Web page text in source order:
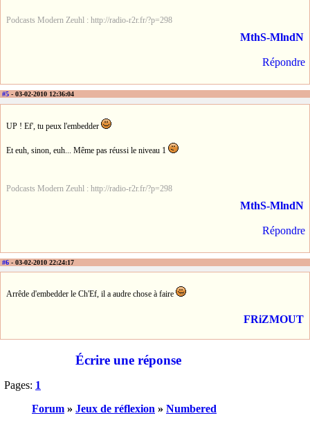
Podcasts Modern Zeuhl : http://radio-r2r.fr/?p=298
MthS-MlndN
Répondre
#5 - 03-02-2010 12:36:04
UP ! Ef', tu peux l'embedder
Et euh, sinon, euh... Même pas réussi le niveau 1
Podcasts Modern Zeuhl : http://radio-r2r.fr/?p=298
MthS-MlndN
Répondre
#6 - 03-02-2010 22:24:17
Arrêde d'embedder le Ch'Ef, il a audre chose à faire
FRiZMOUT
Écrire une réponse
Pages: 1
Forum » Jeux de réflexion » Numbered